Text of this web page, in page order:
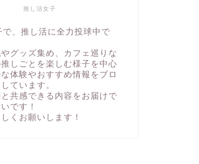
推し活女子
、推し活に全力投球中で
グッズ集め、カフェ巡りな
しごとを楽しむ様子を中心
体験やおすすめ情報をブロ
ています。
共感できる内容をお届けで
です！
くお願いします！